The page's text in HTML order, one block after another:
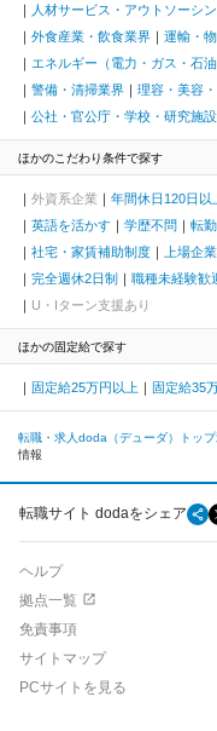
人材サービス・アウトソーシ
外食産業・飲食業界
運輸・
エネルギー（電力・ガス・石
警備・清掃業界
理容・美容
公社・官公庁・学校・研究施設
ほかのこだわり条件で探す
外資系企業 年間休日120日以
英語を活かす
学歴不問 転
社宅・家賃補助制度
上場企業
完全週休2日制
職種未経験歓
U・Iターン支援あり
ほかの固定給で探す
固定給25万円以上 固定給35
転職・求人doda（デューダ）トップ
情報
転職サイト dodaをシェア
ヘルプ
拠点一覧
免責事項
サイトマップ
PCサイトを見る